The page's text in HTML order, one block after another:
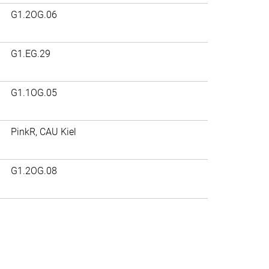
G1.2OG.06
G1.EG.29
G1.1OG.05
PinkR, CAU Kiel
G1.2OG.08